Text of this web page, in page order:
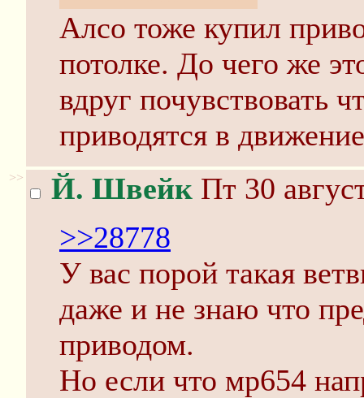
Алсо тоже купил
потолке. До чего же
вдруг почувствовать
приводятся в
>> Й. Швейк Пт 30
>>28778
У вас порой такая
даже и не знаю что
приводом.
Но если что мр654